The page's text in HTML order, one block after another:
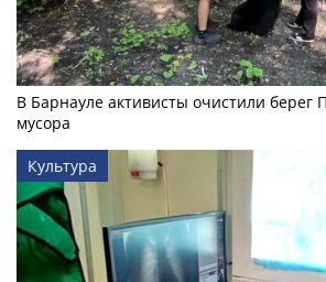
В Барнауле активисты очистили берег
мусора
Культура